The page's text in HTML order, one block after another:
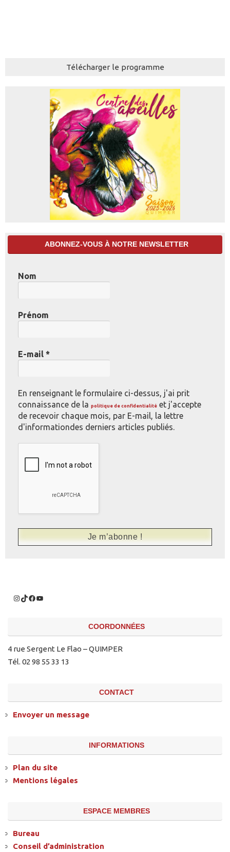
Télécharger le programme
ABONNEZ-VOUS À NOTRE NEWSLETTER
Nom
Prénom
E-mail *
En renseignant le formulaire ci-dessus, j'ai prit
connaissance de la politique de confidentialité et j'accepte
de recevoir chaque mois, par E-mail, la lettre
d'informationdes derniers articles publiés.
COORDONNÉES
4 rue Sergent Le Flao – QUIMPER
Tél. 02 98 55 33 13
CONTACT
Envoyer un message
INFORMATIONS
Plan du site
Mentions légales
ESPACE MEMBRES
Bureau
Conseil d’administration